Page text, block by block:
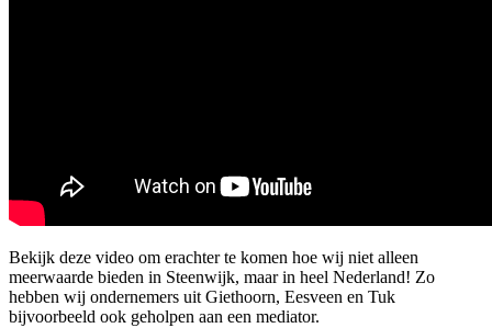
Bekijk deze video om erachter te komen hoe wij niet alleen
meerwaarde bieden in Steenwijk, maar in heel Nederland! Zo
hebben wij ondernemers uit Giethoorn, Eesveen en Tuk
bijvoorbeeld ook geholpen aan een mediator.